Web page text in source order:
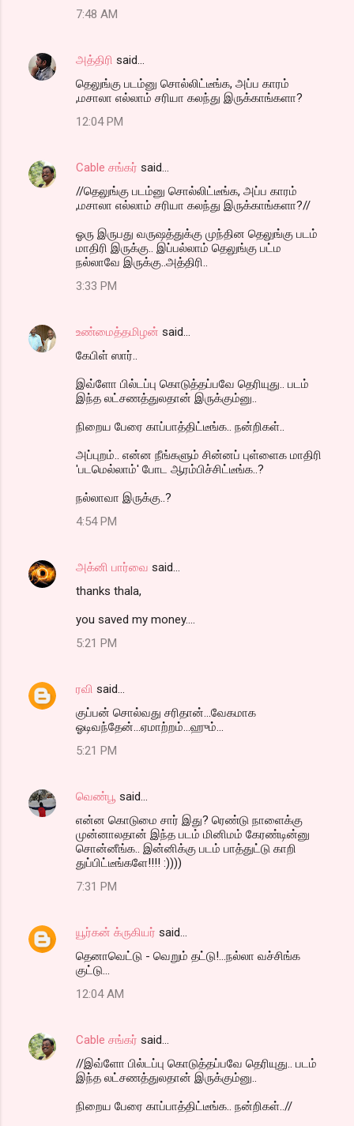
7:48 AM
அத்திரி said…
தெலுங்கு படம்னு சொல்லிட்டீங்க, அப்ப காரம்
,மசாலா எல்லாம் சரியா கலந்து இருக்காங்களா?
12:04 PM
Cable சங்கர் said…
//தெலுங்கு படம்னு சொல்லிட்டீங்க, அப்ப காரம்
,மசாலா எல்லாம் சரியா கலந்து இருக்காங்களா?//
ஓரு இருபது வருஷத்துக்கு முந்தின தெலுங்கு படம்
மாதிரி இருக்கு.. இப்பல்லாம் தெலுங்கு பட்ம
நல்லாவே இருக்கு..அத்திரி..
3:33 PM
உண்மைத்தமிழன் said…
கேபிள் ஸார்..
இவ்ளோ பில்டப்பு கொடுத்தப்பவே தெரியுது.. படம்
இந்த லட்சணத்துலதான் இருக்கும்னு..
நிறைய பேரை காப்பாத்திட்டீங்க.. நன்றிகள்..
அப்புறம்.. என்ன நீங்களும் சின்னப் புள்ளைக மாதிரி
'படமெல்லாம்' போட ஆரம்பிச்சிட்டீங்க..?
நல்லாவா இருக்கு..?
4:54 PM
அக்னி பார்வை said…
thanks thala,
you saved my money....
5:21 PM
ரவி said…
குப்பன் சொல்வது சரிதான்...வேகமாக
ஓடிவந்தேன்...ஏமாற்றம்...ஹும்...
5:21 PM
வெண்பூ said…
என்ன கொடுமை சார் இது? ரெண்டு நாளைக்கு
முன்னாலதான் இந்த படம் மினிமம் கேரண்டின்னு
சொன்னீங்க.. இன்னிக்கு படம் பாத்துட்டு காறி
துப்பிட்டீங்களே!!!! :))))
7:31 PM
யூர்கன் க்ருகியர் said…
தெனாவெட்டு - வெறும் தட்டு!...நல்லா வச்சிங்க
குட்டு...
12:04 AM
Cable சங்கர் said…
//இவ்ளோ பில்டப்பு கொடுத்தப்பவே தெரியுது.. படம்
இந்த லட்சணத்துலதான் இருக்கும்னு..
நிறைய பேரை காப்பாத்திட்டீங்க.. நன்றிகள்..//